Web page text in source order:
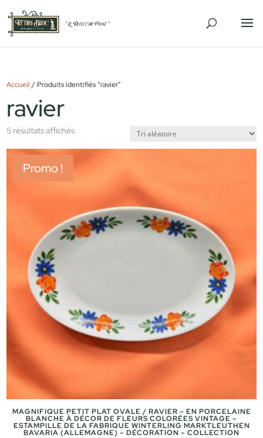
Accueil / Produits identifiés “ravier”
ravier
5 résultats affichés
Promo !
MAGNIFIQUE PETIT PLAT OVALE / RAVIER – EN PORCELAINE
BLANCHE À DÉCOR DE FLEURS COLORÉES VINTAGE –
ESTAMPILLE DE LA FABRIQUE WINTERLING MARKTLEUTHEN
BAVARIA (ALLEMAGNE) – DÉCORATION – COLLECTION